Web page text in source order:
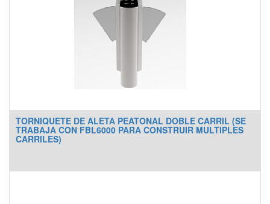
TORNIQUETE DE ALETA PEATONAL DOBLE CARRIL (SE
TRABAJA CON FBL6000 PARA CONSTRUIR MULTIPLES
CARRILES)